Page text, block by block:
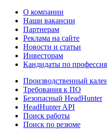
О компании
Наши вакансии
Партнерам
Реклама на сайте
Новости и статьи
Инвесторам
Кандидаты по
Производственный
Требования к ПО
Безопасный HeadHunter
HeadHunter API
Поиск работы
Поиск по резюме